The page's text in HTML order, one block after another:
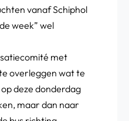
vanaf Schiphol
week” wel
met
overleggen wat te
deze donderdag
maar dan naar